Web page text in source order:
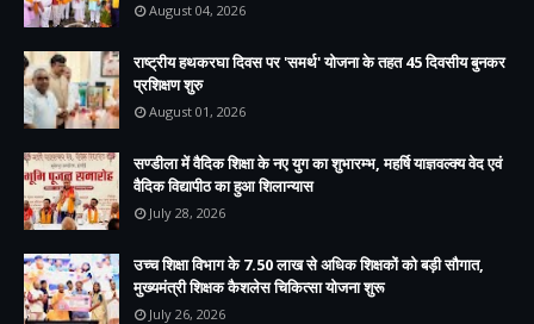
August 04, 2026
राष्ट्रीय हथकरघा दिवस पर 'समर्थ' योजना के तहत 45 दिवसीय बुनकर
प्रशिक्षण शुरु
August 01, 2026
सण्डीला में वैदिक शिक्षा के नए युग का शुभारम्भ, महर्षि याज्ञवल्क्य वेद एवं
वैदिक विद्यापीठ का हुआ शिलान्यास
July 28, 2026
उच्च शिक्षा विभाग के 7.50 लाख से अधिक शिक्षकों को बड़ी सौगात,
मुख्यमंत्री शिक्षक कैशलेस चिकित्सा योजना शुरू
July 26, 2026